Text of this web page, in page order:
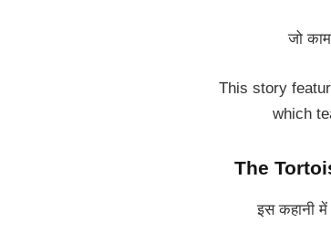
जो
This story
which
The
इस कहानी